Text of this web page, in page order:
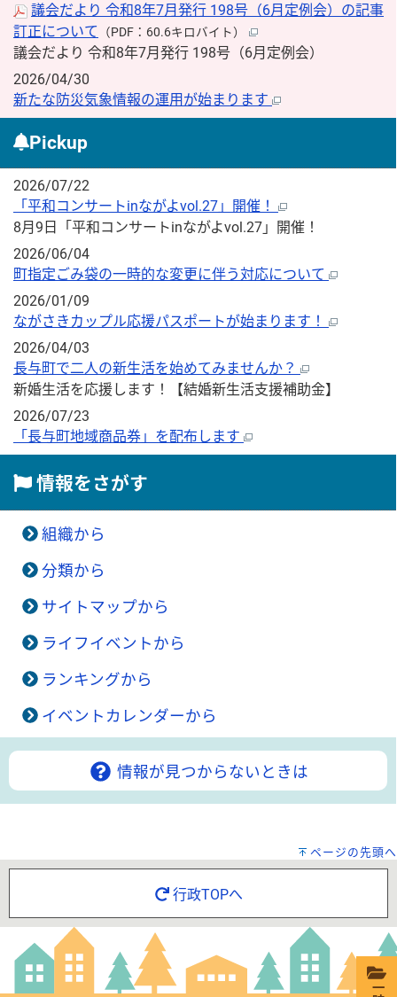
議会だより 令和8年7月発行 198号（6月定例会）の記事
訂正について （PDF：60.6キロバイト）
議会だより 令和8年7月発行 198号（6月定例会）
2026/04/30
新たな防災気象情報の運用が始まります
Pickup
2026/07/22
「平和コンサートinながよvol.27」開催！
8月9日「平和コンサートinながよvol.27」開催！
2026/06/04
町指定ごみ袋の一時的な変更に伴う対応について
2026/01/09
ながさきカップル応援パスポートが始まります！
2026/04/03
長与町で二人の新生活を始めてみませんか？
新婚生活を応援します！【結婚新生活支援補助金】
2026/07/23
「長与町地域商品券」を配布します
情報をさがす
組織から
分類から
サイトマップから
ライフイベントから
ランキングから
イベントカレンダーから
情報が見つからないときは
ページの先頭へ
行政TOPへ